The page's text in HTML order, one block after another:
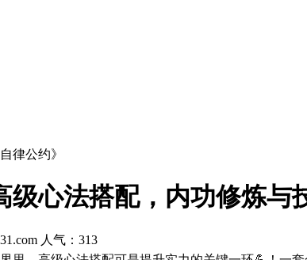
律公约》
级心法搭配，内功修炼与
人气： 313